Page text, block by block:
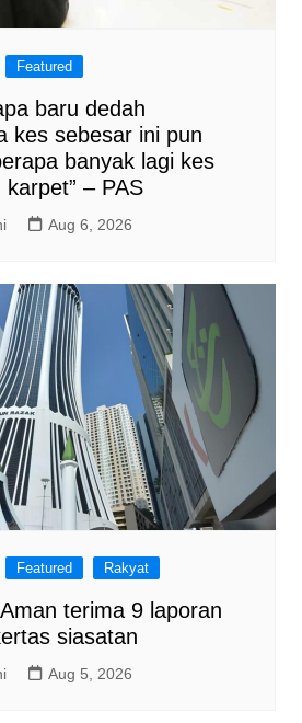
Featured
baru dedah
kes sebesar ini pun
banyak lagi kes
– PAS
Aug 6, 2026
Featured Rakyat
terima 9 laporan
siasatan
Aug 5, 2026